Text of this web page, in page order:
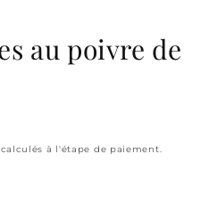
au poivre de
calculés à l'étape de paiement.